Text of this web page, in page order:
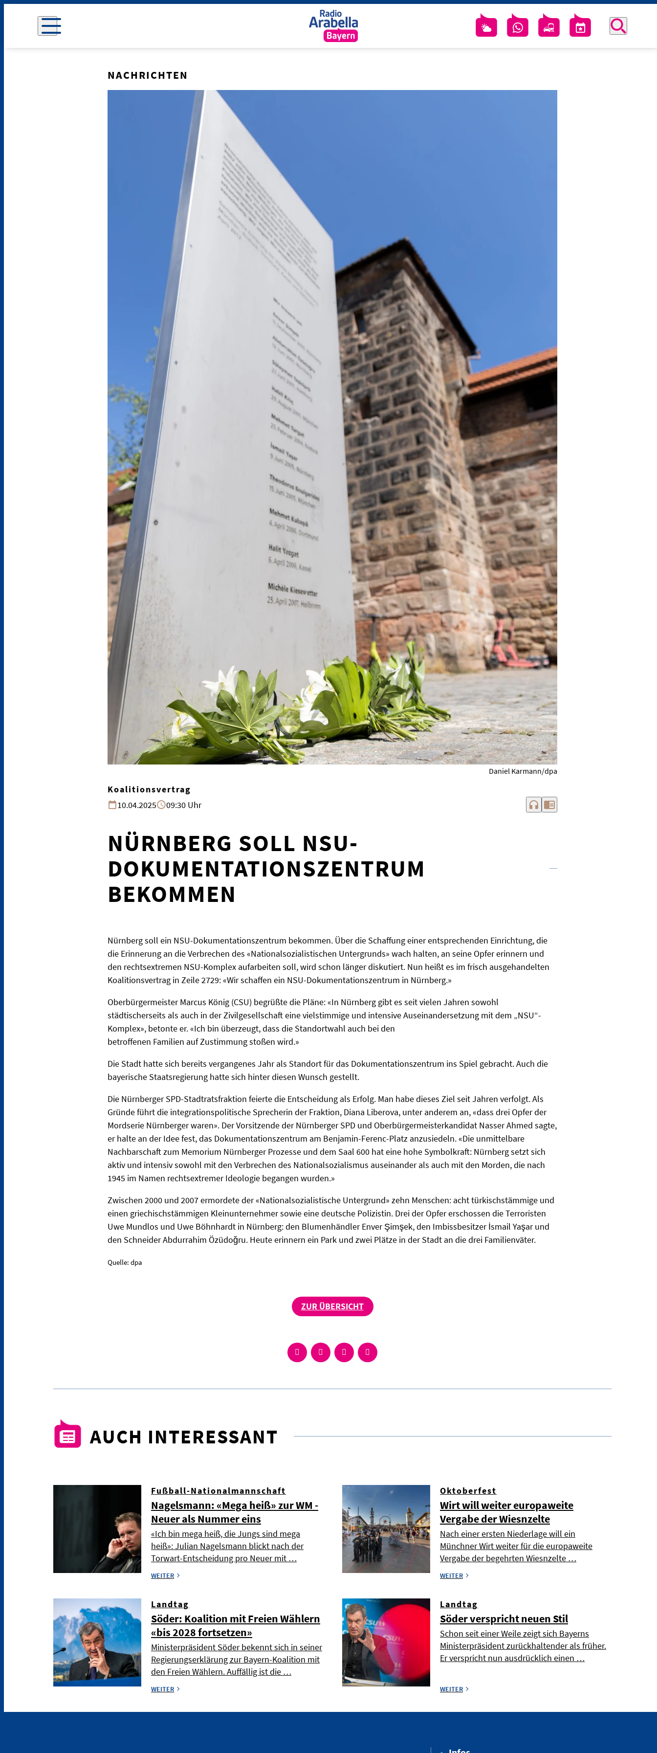
NACHRICHTEN
Daniel Karmann/dpa
Koalitionsvertrag
10.04.2025
09:30 Uhr headphones chrome_reader_mode
NÜRNBERG SOLL NSU-
DOKUMENTATIONSZENTRUM
BEKOMMEN
Nürnberg soll ein NSU-Dokumentationszentrum bekommen. Über die Schaffung einer entsprechenden Einrichtung, die
die Erinnerung an die Verbrechen des «Nationalsozialistischen Untergrunds» wach halten, an seine Opfer erinnern und
den rechtsextremen NSU-Komplex aufarbeiten soll, wird schon länger diskutiert. Nun heißt es im frisch ausgehandelten
Koalitionsvertrag in Zeile 2729: «Wir schaffen ein NSU-Dokumentationszentrum in Nürnberg.»
Oberbürgermeister Marcus König (CSU) begrüßte die Pläne: «In Nürnberg gibt es seit vielen Jahren sowohl
städtischerseits als auch in der Zivilgesellschaft eine vielstimmige und intensive Auseinandersetzung mit dem „NSU“-
Komplex», betonte er. «Ich bin überzeugt, dass die Standortwahl auch bei den
betroffenen Familien auf Zustimmung stoßen wird.»
Die Stadt hatte sich bereits vergangenes Jahr als Standort für das Dokumentationszentrum ins Spiel gebracht. Auch die
bayerische Staatsregierung hatte sich hinter diesen Wunsch gestellt.
Die Nürnberger SPD-Stadtratsfraktion feierte die Entscheidung als Erfolg. Man habe dieses Ziel seit Jahren verfolgt. Als
Gründe führt die integrationspolitische Sprecherin der Fraktion, Diana Liberova, unter anderem an, «dass drei Opfer der
Mordserie Nürnberger waren». Der Vorsitzende der Nürnberger SPD und Oberbürgermeisterkandidat Nasser Ahmed sagte,
er halte an der Idee fest, das Dokumentationszentrum am Benjamin-Ferenc-Platz anzusiedeln. «Die unmittelbare
Nachbarschaft zum Memorium Nürnberger Prozesse und dem Saal 600 hat eine hohe Symbolkraft: Nürnberg setzt sich
aktiv und intensiv sowohl mit den Verbrechen des Nationalsozialismus auseinander als auch mit den Morden, die nach
1945 im Namen rechtsextremer Ideologie begangen wurden.»
Zwischen 2000 und 2007 ermordete der «Nationalsozialistische Untergrund» zehn Menschen: acht türkischstämmige und
einen griechischstämmigen Kleinunternehmer sowie eine deutsche Polizistin. Drei der Opfer erschossen die Terroristen
Uwe Mundlos und Uwe Böhnhardt in Nürnberg: den Blumenhändler Enver Şimşek, den Imbissbesitzer İsmail Yaşar und
den Schneider Abdurrahim Özüdoǧru. Heute erinnern ein Park und zwei Plätze in der Stadt an die drei Familienväter.
Quelle: dpa
ZUR ÜBERSICHT
AUCH INTERESSANT
Fußball-Nationalmannschaft
Nagelsmann: «Mega heiß» zur WM -
Neuer als Nummer eins
«Ich bin mega heiß, die Jungs sind mega
heiß»: Julian Nagelsmann blickt nach der
Torwart-Entscheidung pro Neuer mit …
WEITER
Oktoberfest
Wirt will weiter europaweite
Vergabe der Wiesnzelte
Nach einer ersten Niederlage will ein
Münchner Wirt weiter für die europaweite
Vergabe der begehrten Wiesnzelte …
WEITER
Landtag
Söder: Koalition mit Freien Wählern
«bis 2028 fortsetzen»
Ministerpräsident Söder bekennt sich in seiner
Regierungserklärung zur Bayern-Koalition mit
den Freien Wählern. Auffällig ist die …
WEITER
Landtag
Söder verspricht neuen Stil
Schon seit einer Weile zeigt sich Bayerns
Ministerpräsident zurückhaltender als früher.
Er verspricht nun ausdrücklich einen …
WEITER